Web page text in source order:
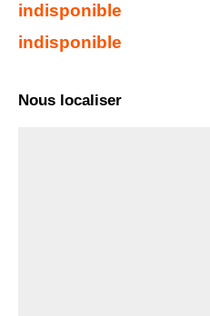
indisponible
indisponible
Nous localiser